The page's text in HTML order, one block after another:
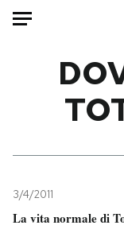
HOME
Mondo
Tecnologia
Internet
3/4/2011
La vita normale di